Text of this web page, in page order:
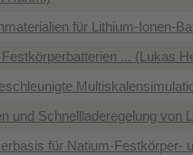
für Lithium-Ionen-
... (Lukas
und Schnellladeregelung von
für Natium-Festkörper-